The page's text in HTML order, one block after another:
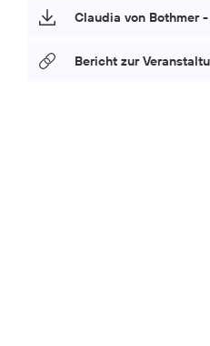
Claudia von Bothmer
Bericht zur